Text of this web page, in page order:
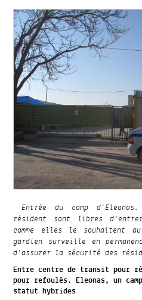
Entrée du camp
résident sont libres
comme elles le souhaitent
gardien surveille en
d’assurer la sécurité des
Entre centre de transit pour
pour refoulés. Eleonas, un
statut hybrides